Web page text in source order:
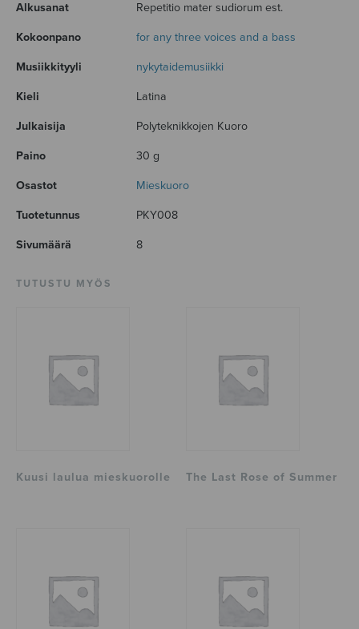
Alkusanat Repetitio mater sudiorum est.
Kokoonpano for any three voices and a bass
Musiikkityyli nykytaidemusiikki
Kieli Latina
Julkaisija Polyteknikkojen Kuoro
Paino 30 g
Osastot Mieskuoro
Tuotetunnus PKY008
Sivumäärä 8
TUTUSTU MYÖS
Kuusi laulua mieskuorolle The Last Rose of Summer